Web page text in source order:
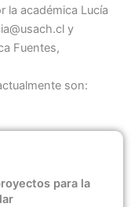
la académica Lucía
y
Fuentes,
son:
para la